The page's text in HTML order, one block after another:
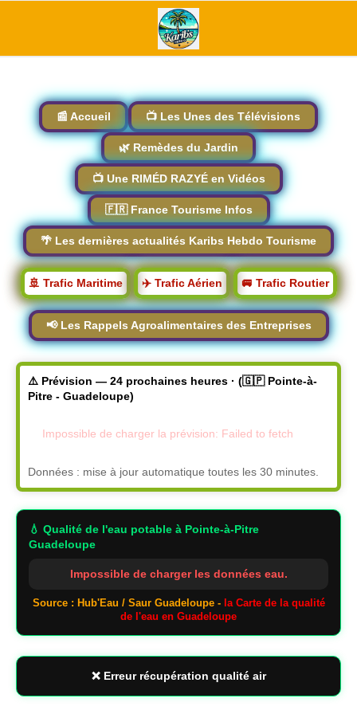
📰 Accueil 📺 Les Unes des Télévisions
🌿 Remèdes du Jardin
📺 Une RIMÉD RAZYÉ en Vidéos
🇫🇷 France Tourisme Infos
🌴 Les dernières actualités Karibs Hebdo Tourisme
🚢 Trafic Maritime ✈️ Trafic Aérien 🚐 Trafic Routier
📢 Les Rappels Agroalimentaires des Entreprises
⚠️ Prévision — 24 prochaines heures · (🇬🇵 Pointe-à-
Pitre - Guadeloupe)
Impossible de charger la prévision: Failed to fetch
Données : mise à jour automatique toutes les 30 minutes.
💧 Qualité de l'eau potable à Pointe-à-Pitre
Guadeloupe
Impossible de charger les données eau.
Source : Hub'Eau / Saur Guadeloupe - la Carte de la qualité
de l'eau en Guadeloupe
❌ Erreur récupération qualité air